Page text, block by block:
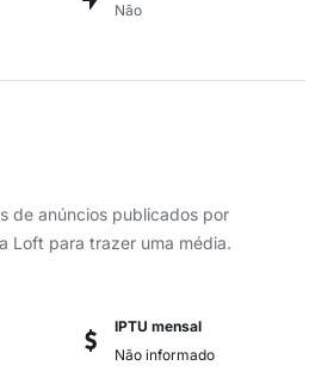
Não
de anúncios publicados por
Loft para trazer uma média.
IPTU mensal
Não informado